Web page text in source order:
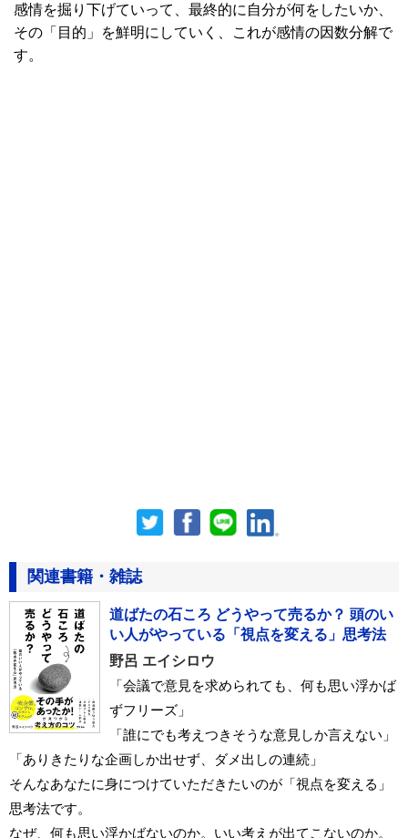
感情を掘り下げていって、最終的に自分が何をしたいか、
その「目的」を鮮明にしていく、これが感情の因数分解で
す。
関連書籍・雑誌
道ばたの石ころ どうやって売るか？ 頭のい
い人がやっている「視点を変える」思考法
野呂 エイシロウ
「会議で意見を求められても、何も思い浮かば
ずフリーズ」
「誰にでも考えつきそうな意見しか言えない」
「ありきたりな企画しか出せず、ダメ出しの連続」
そんなあなたに身につけていただきたいのが「視点を変える」
思考法です。
なぜ、何も思い浮かばないのか。いい考えが出てこないのか。